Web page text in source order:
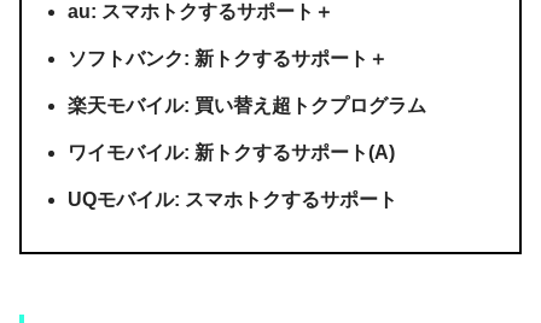
au: スマホトクするサポート＋
ソフトバンク: 新トクするサポート＋
楽天モバイル: 買い替え超トクプログラム
ワイモバイル: 新トクするサポート(A)
UQモバイル: スマホトクするサポート